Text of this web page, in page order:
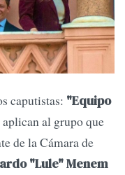
caputistas: "Equipo
al grupo que
de la Cámara de
"Lule" Menem